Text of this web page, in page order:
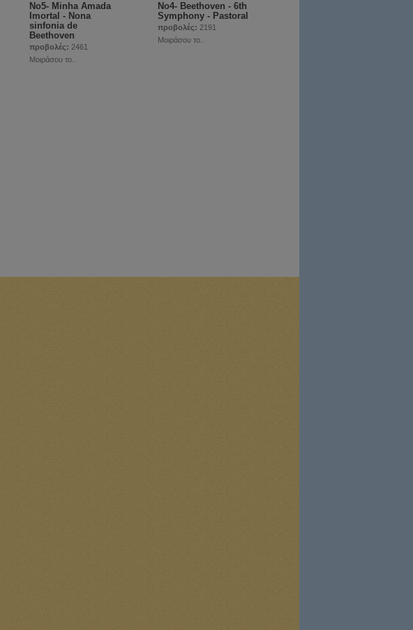
Νο5- Minha Amada
Imortal - Nona
sinfonia de
Beethoven
προβολές: 2461
Μοιράσου το..
Νο4- Beethoven - 6th
Symphony - Pastoral
προβολές: 2191
Μοιράσου το..